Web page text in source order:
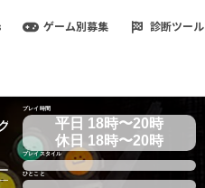
ゲーム別募集 診断ツール
プレイ時間
平日 18時〜20時
休日 18時〜20時
プレイスタイル
ひとこと